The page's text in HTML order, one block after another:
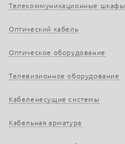
Телекоммуникационные шкафы
Оптический кабель
Оптическое оборудование
Телевизионное оборудование
Кабеленесущие системы
Кабельная арматура